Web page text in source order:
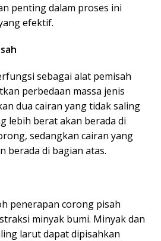
penting dalam proses ini
efektif.
sebagai alat pemisah
perbedaan massa jenis
dua cairan yang tidak saling
lebih berat akan berada di
sedangkan cairan yang
berada di bagian atas.
penerapan corong pisah
minyak bumi. Minyak dan
larut dapat dipisahkan